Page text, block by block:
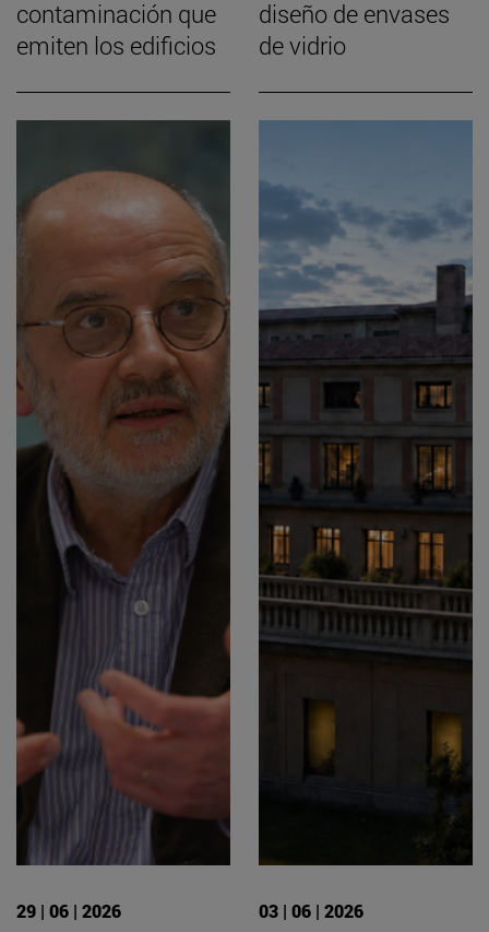
contaminación que
emiten los edificios
diseño de envases
de vidrio
29 | 06 | 2026 03 | 06 | 2026